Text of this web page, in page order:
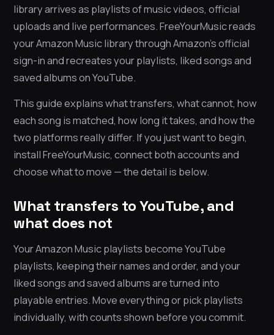
library arrives as playlists of music videos, official
uploads and live performances. FreeYourMusic reads
your Amazon Music library through Amazon’s official
sign-in and recreates your playlists, liked songs and
saved albums on YouTube.
This guide explains what transfers, what cannot, how
each song is matched, how long it takes, and how the
two platforms really differ. If you just want to begin,
install FreeYourMusic, connect both accounts and
choose what to move — the detail is below.
What transfers to YouTube, and
what does not
Your Amazon Music playlists become YouTube
playlists, keeping their names and order, and your
liked songs and saved albums are turned into
playable entries. Move everything or pick playlists
individually, with counts shown before you commit.